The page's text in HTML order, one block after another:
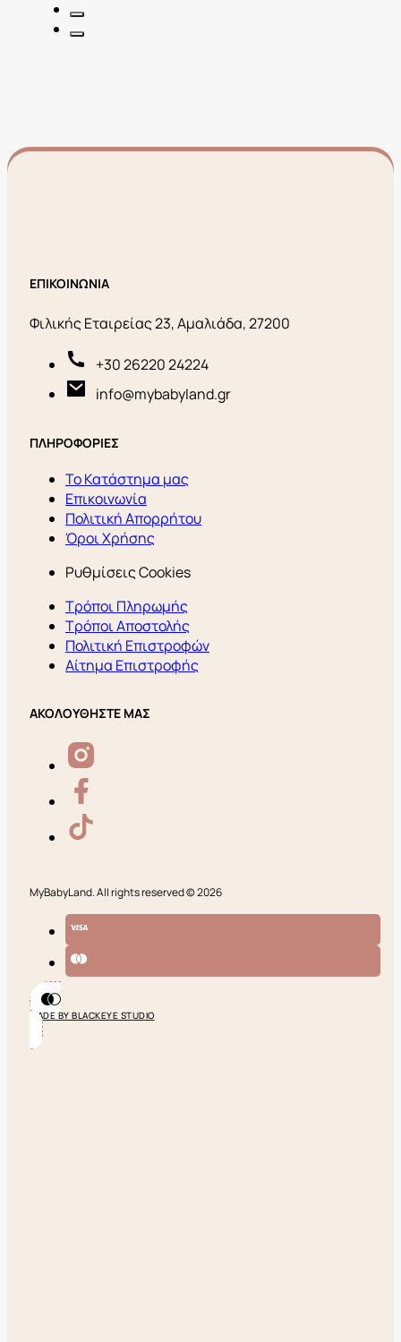
ΕΠΙΚΟΙΝΩΝΙΑ
Φιλικής Εταιρείας 23, Αμαλιάδα, 27200
+30 26220 24224
info@mybabyland.gr
ΠΛΗΡΟΦΟΡΙΕΣ
Το Κατάστημα μας
Επικοινωνία
Πολιτική Απορρήτου
Όροι Χρήσης
Ρυθμίσεις Cookies
Τρόποι Πληρωμής
Τρόποι Αποστολής
Πολιτική Επιστροφών
Αίτημα Επιστροφής
ΑΚΟΛΟΥΘΗΣΤΕ ΜΑΣ
MyBabyLand. All rights reserved © 2026
MADE BY BLACKEYE STUDIO